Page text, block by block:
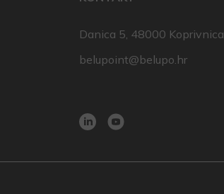
Danica 5, 48000 Koprivnica
belupoint@belupo.hr